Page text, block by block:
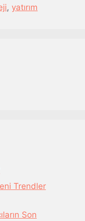
, yatırım
Trendler
Son